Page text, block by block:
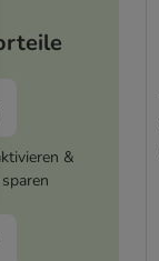
&
sparen